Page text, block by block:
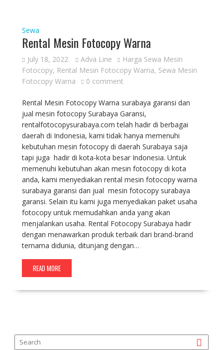
Sewa
Rental Mesin Fotocopy Warna
July 18, 2022 Adva Line
Harga Sewa Mesin
Fotocopy, Rental Mesin Fotocopy Warna, Sewa Mesin
Fotocopy Warna
0 comment
Rental Mesin Fotocopy Warna surabaya garansi dan
jual mesin fotocopy Surabaya Garansi,
rentalfotocopysurabaya.com telah hadir di berbagai
daerah di Indonesia, kami tidak hanya memenuhi
kebutuhan mesin fotocopy di daerah Surabaya saja
tapi juga hadir di kota-kota besar Indonesia. Untuk
memenuhi kebutuhan akan mesin fotocopy di kota
anda, kami menyediakan rental mesin fotocopy warna
surabaya garansi dan jual mesin fotocopy surabaya
garansi. Selain itu kami juga menyediakan paket usaha
fotocopy untuk memudahkan anda yang akan
menjalankan usaha. Rental Fotocopy Surabaya hadir
dengan menawarkan produk terbaik dari brand-brand
ternama didunia, ditunjang dengan…
READ MORE